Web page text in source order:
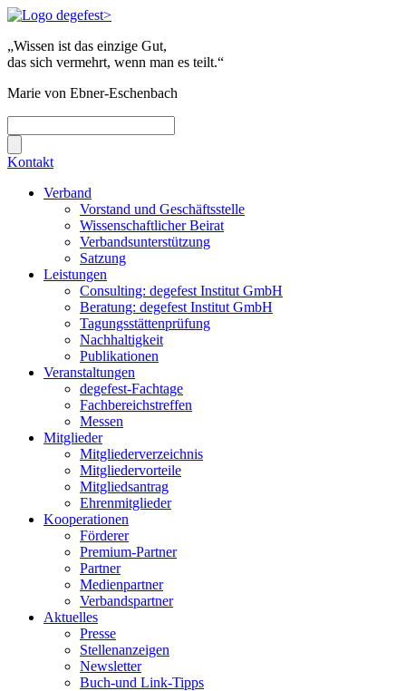
„Wissen ist das einzige Gut,
das sich vermehrt, wenn man es teilt.“
Marie von Ebner-Eschenbach
Kontakt
Verband
Vorstand und Geschäftsstelle
Wissenschaftlicher Beirat
Verbandsunterstützung
Satzung
Leistungen
Consulting: degefest Institut GmbH
Beratung: degefest Institut GmbH
Tagungsstättenprüfung
Nachhaltigkeit
Publikationen
Veranstaltungen
degefest-Fachtage
Fachbereichstreffen
Messen
Mitglieder
Mitgliederverzeichnis
Mitgliedervorteile
Mitgliedsantrag
Ehrenmitglieder
Kooperationen
Förderer
Premium-Partner
Partner
Medienpartner
Verbandspartner
Aktuelles
Presse
Stellenanzeigen
Newsletter
Buch-und Link-Tipps